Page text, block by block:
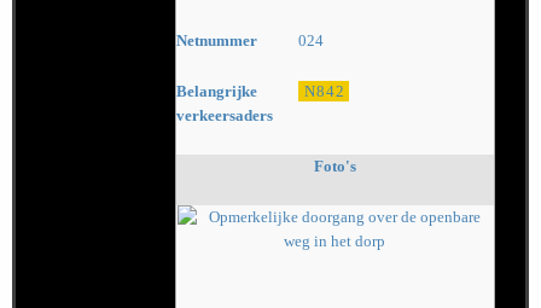
Netnummer 024
Belangrijke
verkeersaders
N842
Foto's